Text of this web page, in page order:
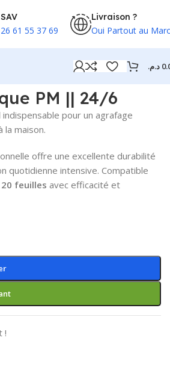
61 55 37 69
Livraison ?
Oui Partout au
د.م.
PM || 24/6
indispensable pour un agrafage
la maison.
offre une excellente durabilité
quotidienne intensive. Compatible
20 feuilles avec efficacité et
!